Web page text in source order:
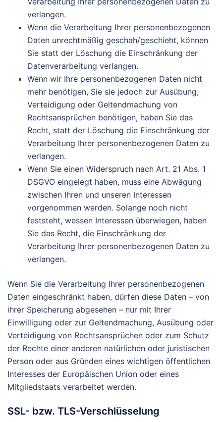
verlangen.
Wenn die Verarbeitung Ihrer personenbezogenen
Daten unrechtmäßig geschah/geschieht, können
Sie statt der Löschung die Einschränkung der
Datenverarbeitung verlangen.
Wenn wir Ihre personenbezogenen Daten nicht
mehr benötigen, Sie sie jedoch zur Ausübung,
Verteidigung oder Geltendmachung von
Rechtsansprüchen benötigen, haben Sie das
Recht, statt der Löschung die Einschränkung der
Verarbeitung Ihrer personenbezogenen Daten zu
verlangen.
Wenn Sie einen Widerspruch nach Art. 21 Abs. 1
DSGVO eingelegt haben, muss eine Abwägung
zwischen Ihren und unseren Interessen
vorgenommen werden. Solange noch nicht
feststeht, wessen Interessen überwiegen, haben
Sie das Recht, die Einschränkung der
Verarbeitung Ihrer personenbezogenen Daten zu
verlangen.
Wenn Sie die Verarbeitung Ihrer personenbezogenen
Daten eingeschränkt haben, dürfen diese Daten – von
ihrer Speicherung abgesehen – nur mit Ihrer
Einwilligung oder zur Geltendmachung, Ausübung oder
Verteidigung von Rechtsansprüchen oder zum Schutz
der Rechte einer anderen natürlichen oder juristischen
Person oder aus Gründen eines wichtigen öffentlichen
Interesses der Europäischen Union oder eines
Mitgliedstaats verarbeitet werden.
SSL- bzw. TLS-Verschlüsselung